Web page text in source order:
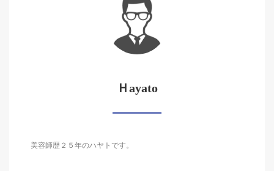
Ｈayato
美容師歴２５年のハヤトです。